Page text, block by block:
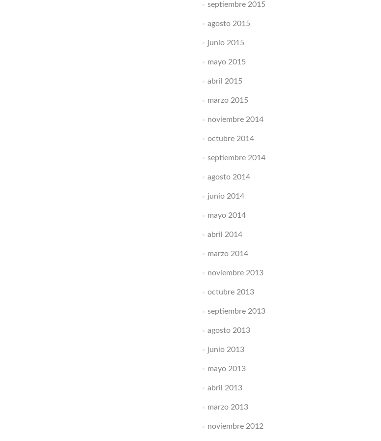
septiembre 2015
agosto 2015
junio 2015
mayo 2015
abril 2015
marzo 2015
noviembre 2014
octubre 2014
septiembre 2014
agosto 2014
junio 2014
mayo 2014
abril 2014
marzo 2014
noviembre 2013
octubre 2013
septiembre 2013
agosto 2013
junio 2013
mayo 2013
abril 2013
marzo 2013
noviembre 2012